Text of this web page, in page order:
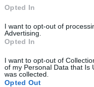
Opted In
I want to opt-out of
Advertising.
Opted In
I want to opt-out of
of my Personal Data that Is
was collected.
Opted Out
Valencia
Riopisuerga a